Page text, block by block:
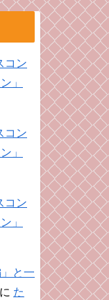
コン
」
コン
」
コン
」
と一
に た